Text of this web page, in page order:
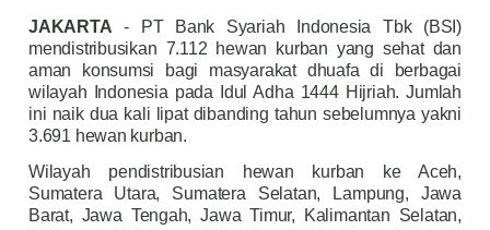
JAKARTA - PT Bank Syariah Indonesia Tbk (BSI)
mendistribusikan 7.112 hewan kurban yang sehat dan
aman konsumsi bagi masyarakat dhuafa di berbagai
wilayah Indonesia pada Idul Adha 1444 Hijriah. Jumlah
ini naik dua kali lipat dibanding tahun sebelumnya yakni
3.691 hewan kurban.
Wilayah pendistribusian hewan kurban ke Aceh,
Sumatera Utara, Sumatera Selatan, Lampung, Jawa
Barat, Jawa Tengah, Jawa Timur, Kalimantan Selatan,